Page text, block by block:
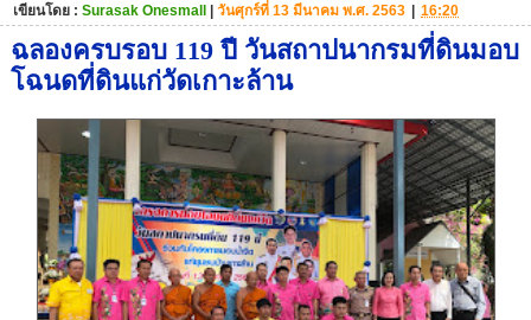
เขียนโดย : Surasak Onesmall | วันศุกร์ที่ 13 มีนาคม พ.ศ. 2563 | 16:20
ฉลองครบรอบ 119 ปี วันสถาปนากรมที่ดินมอบ
โฉนดที่ดินแก่วัดเกาะล้าน